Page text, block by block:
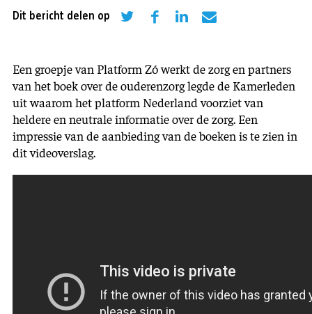
Dit bericht delen op
Een groepje van Platform Zó werkt de zorg en partners
van het boek over de ouderenzorg legde de Kamerleden
uit waarom het platform Nederland voorziet van
heldere en neutrale informatie over de zorg. Een
impressie van de aanbieding van de boeken is te zien in
dit videoverslag.